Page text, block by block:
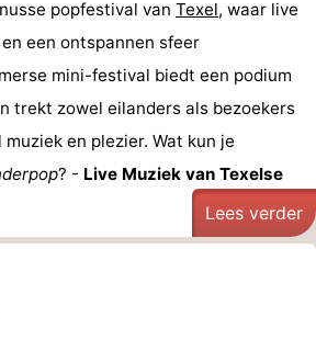
popfestival van Texel, waar live
een ontspannen sfeer
mini-festival biedt een podium
trekt zowel eilanders als bezoekers
en plezier. Wat kun je
? - Live Muziek van Texelse
Lees verder